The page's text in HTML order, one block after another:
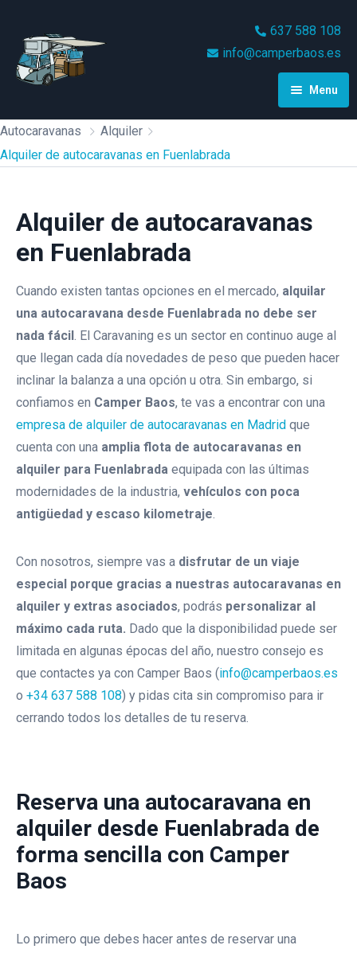
637 588 108
info@camperbaos.es
Menu
Inicio
Alquiler
De 2 Plazas Luxury
Alquiler Autocaravana Camper
De 2/4 Plazas Mclouis
MenfysVan 3
Alquiler Autocaravana Integral
De 4 Plazas Compacta
AUTOMATICA Alquiler
Autocaravana De 4/5 Plazas
Con Cama Isla
AUTOMATICA Autocaravana De
Alquiler 4/5 Plazas Gemelas
Plazas Elnagh Baron 73g
Alquiler Autocaravana Integral 5
Plazas Nevis 373
Alquiler Autocaravana Integral 6
Plazas Nevis 322
Mclouis Glamys 7 Plazas
Condiciones
Contacto
Autocaravanas
Alquiler
Alquiler de autocaravanas en Fuenlabrada
Alquiler de autocaravanas
en Fuenlabrada
Cuando existen tantas opciones en el mercado, alquilar
una autocaravana desde Fuenlabrada no debe ser
nada fácil . El Caravaning es un sector en continuo auge al
que llegan cada día novedades de peso que pueden hacer
inclinar la balanza a una opción u otra. Sin embargo, si
confiamos en Camper Baos, te vas a encontrar con una
empresa de alquiler de autocaravanas en Madrid que
cuenta con una amplia flota de autocaravanas en
alquiler para Fuenlabrada equipada con las últimas
modernidades de la industria, vehículos con poca
antigüedad y escaso kilometraje.
Con nosotros, siempre vas a disfrutar de un viaje
especial porque gracias a nuestras autocaravanas en
alquiler y extras asociados, podrás personalizar al
máximo cada ruta. Dado que la disponibilidad puede ser
limitada en algunas épocas del año, nuestro consejo es
que contactes ya con Camper Baos (info@camperbaos.es
o +34 637 588 108) y pidas cita sin compromiso para ir
cerrando todos los detalles de tu reserva.
Reserva una autocaravana en
alquiler desde Fuenlabrada de
forma sencilla con Camper
Baos
Lo primero que debes hacer antes de reservar una